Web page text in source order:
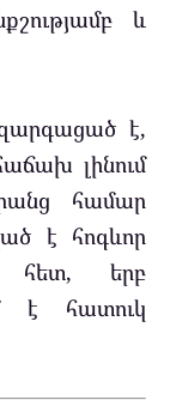
և
է,
լինում
համար
է հոգևոր
հետ, երբ
է հատուկ